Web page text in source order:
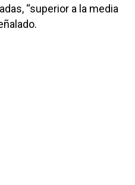
“superior a la media